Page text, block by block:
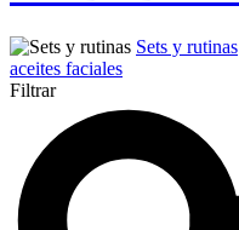
Sets y rutinas
aceites faciales
Filtrar